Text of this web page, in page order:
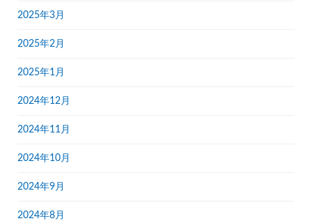
2025年3月
2025年2月
2025年1月
2024年12月
2024年11月
2024年10月
2024年9月
2024年8月